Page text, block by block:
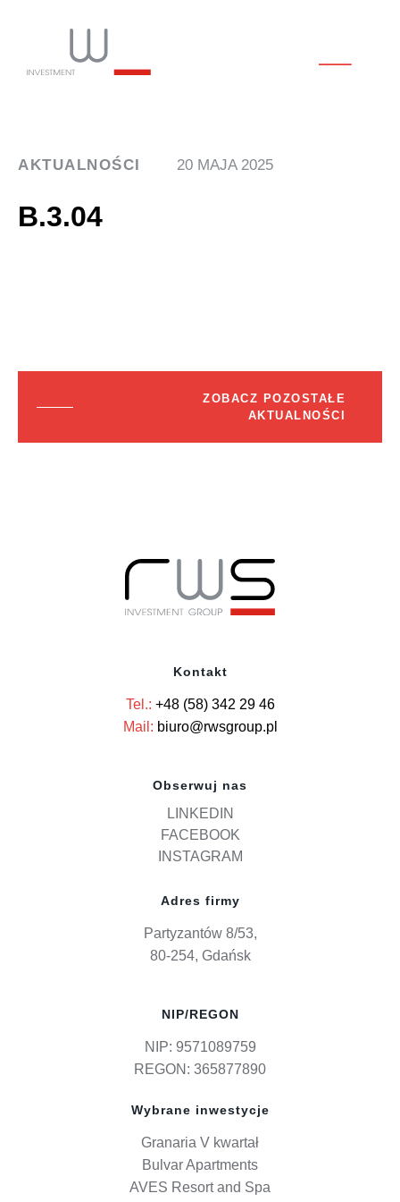
AKTUALNOŚCI 20 MAJA 2025
B.3.04
ZOBACZ POZOSTAŁE
AKTUALNOŚCI
Kontakt
Tel.: +48 (58) 342 29 46
Mail: biuro@rwsgroup.pl
Obserwuj nas
LINKEDIN
FACEBOOK
INSTAGRAM
Adres firmy
Partyzantów 8/53,
80-254, Gdańsk
NIP/REGON
NIP: 9571089759
REGON: 365877890
Wybrane inwestycje
Granaria V kwartał
Bulvar Apartments
AVES Resort and Spa